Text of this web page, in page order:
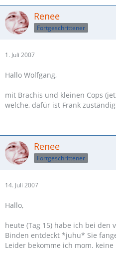
Renee
Fortgeschrittener
1. Juli 2007
Hallo Wolfgang,
mit Brachis und kleinen Cops
welche, dafür ist Frank
Renee
Fortgeschrittener
14. Juli 2007
Hallo,
heute (Tag 15) habe ich bei den
Binden entdeckt *juhu* Sie
Leider bekomme ich mom. keine